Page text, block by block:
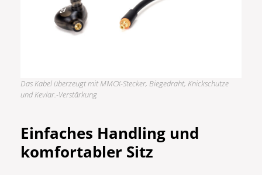
Das Kabel überzeugt mit MMCX-Stecker, Biegedraht, Knickschutze
und Kevlar.-Verstärkung
Einfaches Handling und
komfortabler Sitz